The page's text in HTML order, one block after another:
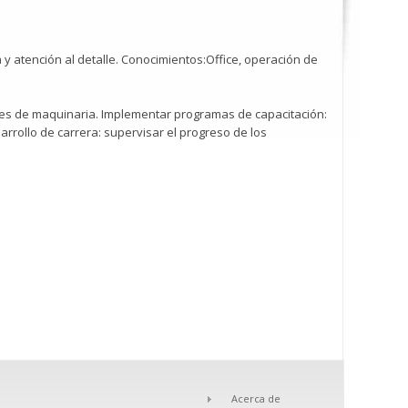
atención al detalle. Conocimientos:Office, operación de
de maquinaria. Implementar programas de capacitación:
de carrera: supervisar el progreso de los
Acerca de